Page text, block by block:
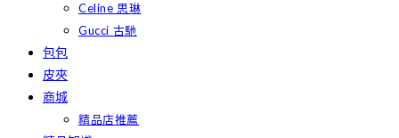
Celine 思琳
Gucci 古馳
包包
皮夾
商城
精品店推薦